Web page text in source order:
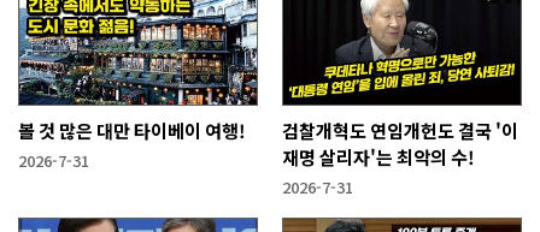
볼 것 많은 대만 타이베이 여행!
2026-7-31
검찰개혁도 연임개헌도 결국 '이
재명 살리자'는 최악의 수!
2026-7-31